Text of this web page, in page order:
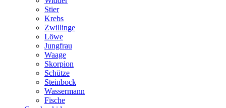
Stier
Krebs
Zwillinge
Löwe
Jungfrau
Waage
Skorpion
Schütze
Steinbock
Wassermann
Fische